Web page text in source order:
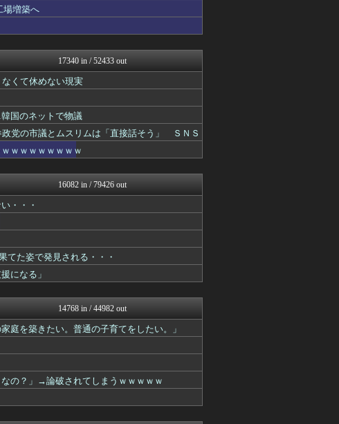
アルファルファモザイク＠ネ...
えすえすログ
かせまと！
モンハンまとめ速報【モンハ...
みんな知ってた？【海外の反...
2ch名人
U-1 NEWS.
修羅場ハザード -復讐・D...
漫画まとめ速報
日本第一！ニュース録
鬼女まとめ速報 -修羅場・...
奥様は鬼女-DQN返しまと...
喪女リカ喪女ルカ┃鬼女・生...
ゴールデンタイムズ
まとめロッテ！
海外さんいらっしゃい 海外...
海外の反応リサーチ
ベイスターズNEWS
ゲーム魔人
理想ちゃんねる
VIPPER速報
ラビット速報
場増築へ
17340 in / 52433 out
くて休めない現実
国のネットで物議
党の市議とムスリムは「直接話そう」 ＳＮＳ
ｗｗｗｗｗｗｗｗ
16082 in / 79426 out
・・・
てた姿で発見される・・・
になる」
14768 in / 44982 out
庭を築きたい。普通の子育てをしたい。」
の？」→論破されてしまうｗｗｗｗｗ